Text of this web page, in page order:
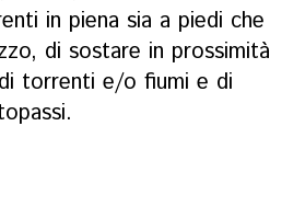
in piena sia a piedi che
di sostare in prossimità
torrenti e/o fiumi e di